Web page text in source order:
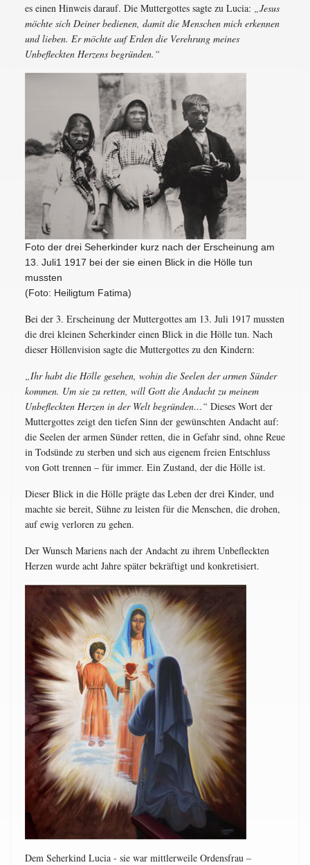
es einen Hinweis darauf. Die Muttergottes sagte zu Lucia: „Jesus
möchte sich Deiner bedienen, damit die Menschen mich erkennen
und lieben. Er möchte auf Erden die Verehrung meines
Unbefleckten Herzens begründen.“
Foto der drei Seherkinder kurz nach der Erscheinung am
13. Juli1 1917 bei der sie einen Blick in die Hölle tun
mussten
(Foto: Heiligtum Fatima)
Bei der 3. Erscheinung der Muttergottes am 13. Juli 1917 mussten
die drei kleinen Seherkinder einen Blick in die Hölle tun. Nach
dieser Höllenvision sagte die Muttergottes zu den Kindern:
„Ihr habt die Hölle gesehen, wohin die Seelen der armen Sünder
kommen. Um sie zu retten, will Gott die Andacht zu meinem
Unbefleckten Herzen in der Welt begründen…“ Dieses Wort der
Muttergottes zeigt den tiefen Sinn der gewünschten Andacht auf:
die Seelen der armen Sünder retten, die in Gefahr sind, ohne Reue
in Todsünde zu sterben und sich aus eigenem freien Entschluss
von Gott trennen – für immer. Ein Zustand, der die Hölle ist.
Dieser Blick in die Hölle prägte das Leben der drei Kinder, und
machte sie bereit, Sühne zu leisten für die Menschen, die drohen,
auf ewig verloren zu gehen.
Der Wunsch Mariens nach der Andacht zu ihrem Unbefleckten
Herzen wurde acht Jahre später bekräftigt und konkretisiert.
Dem Seherkind Lucia - sie war mittlerweile Ordensfrau –